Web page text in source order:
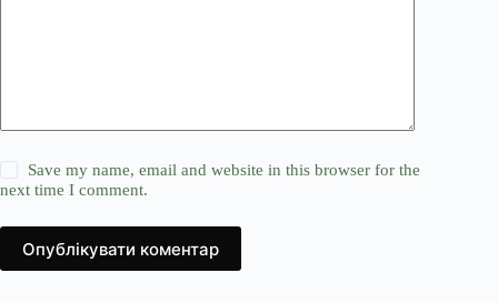
Save my name, email and website in this browser for the
next time I comment.
Опублікувати коментар